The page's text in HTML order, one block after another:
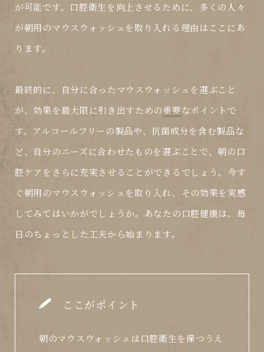
が可能です。口腔衛生を向上させるために、多くの人々
が朝用のマウスウォッシュを取り入れる理由はここにあ
ります。
最終的に、自分に合ったマウスウォッシュを選ぶこと
が、効果を最大限に引き出すための重要なポイントで
す。アルコールフリーの製品や、抗菌成分を含む製品な
ど、自分のニーズに合わせたものを選ぶことで、朝の口
腔ケアをさらに充実させることができるでしょう。今す
ぐ朝用のマウスウォッシュを取り入れ、その効果を実感
してみてはいかがでしょうか。あなたの口腔健康は、毎
日のちょっとした工夫から始まります。
ここがポイント
朝のマウスウォッシュは口腔衛生を保つうえ